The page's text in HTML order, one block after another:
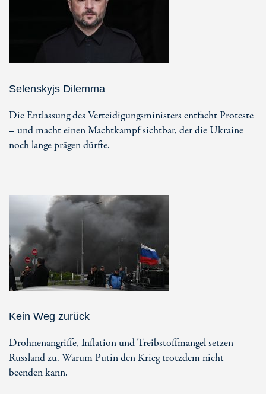
Selenskyjs Dilemma
Die Entlassung des Verteidigungsministers entfacht Proteste
– und macht einen Machtkampf sichtbar, der die Ukraine
noch lange prägen dürfte.
Kein Weg zurück
Drohnenangriffe, Inflation und Treibstoffmangel setzen
Russland zu. Warum Putin den Krieg trotzdem nicht
beenden kann.